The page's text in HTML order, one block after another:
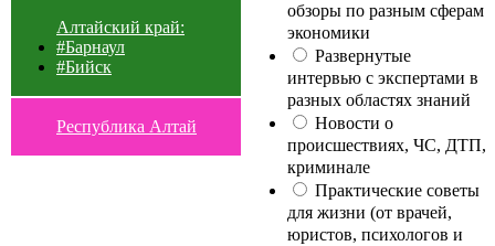
Алтайский край:
#Барнаул
#Бийск
Республика Алтай
обзоры по разным сферам
экономики
Развернутые
интервью с экспертами в
разных областях знаний
Новости о
происшествиях, ЧС, ДТП,
криминале
Практические советы
для жизни (от врачей,
юристов, психологов и